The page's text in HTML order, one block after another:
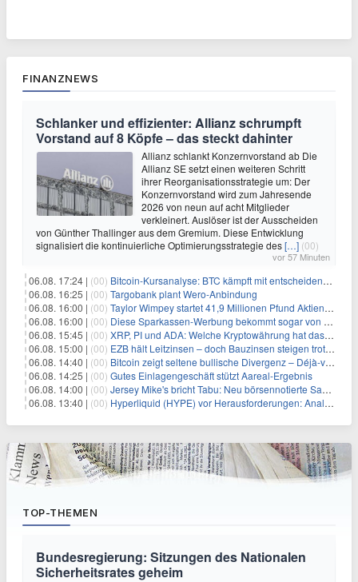
FINANZNEWS
Schlanker und effizienter: Allianz schrumpft
Vorstand auf 8 Köpfe – das steckt dahinter
Allianz schlankt Konzernvorstand ab Die
Allianz SE setzt einen weiteren Schritt
ihrer Reorganisationsstrategie um: Der
Konzernvorstand wird zum Jahresende
2026 von neun auf acht Mitglieder
verkleinert. Auslöser ist der Ausscheiden
von Günther Thallinger aus dem Gremium. Diese Entwicklung
signalisiert die kontinuierliche Optimierungsstrategie des[…] (00)
vor 57 Minuten
06.08. 17:24 | (00) Bitcoin-Kursanalyse: BTC kämpft mit entscheidender $65K-Hürde, während sich ein Liquidationscluster aufbaut
06.08. 16:25 | (00) Targobank plant Wero-Anbindung
06.08. 16:00 | (00) Taylor Wimpey startet 41,9 Millionen Pfund Aktienrückkauf – was Anleger wissen müssen
06.08. 16:00 | (00) Diese Sparkassen-Werbung bekommt sogar von der Konkurrenz Lob
06.08. 15:45 | (00) XRP, PI und ADA: Welche Kryptowährung hat das größte Potenzial im nächsten Bullenmarkt?
06.08. 15:00 | (00) EZB hält Leitzinsen – doch Bauzinsen steigen trotzdem: Das Nahost-Problem für Immobilienkäufer
06.08. 14:40 | (00) Bitcoin zeigt seltene bullische Divergenz – Déjà-vu für BTC?
06.08. 14:25 | (00) Gutes Einlagengeschäft stützt Aareal-Ergebnis
06.08. 14:00 | (00) Jersey Mike's bricht Tabu: Neu börsennotierte Sandwich-Kette startet Millionen-Offensive in digitales Marketing
06.08. 13:40 | (00) Hyperliquid (HYPE) vor Herausforderungen: Analysten erwarten kurzfristigen Kursrückgang
TOP-THEMEN
Bundesregierung: Sitzungen des Nationalen
Sicherheitsrates geheim